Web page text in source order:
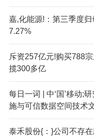
嘉,化能源!：第三季度
7.27%
斥资257亿元!购买788
揽300多亿
每日一词 | 中‘国’移动;
施与可信数据空间技术
泰禾股份{：}公司不存